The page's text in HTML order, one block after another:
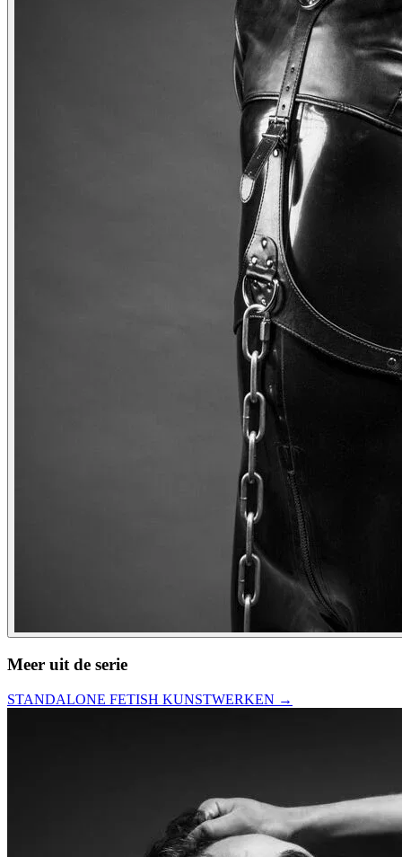
Meer uit de serie
STANDALONE FETISH KUNSTWERKEN →